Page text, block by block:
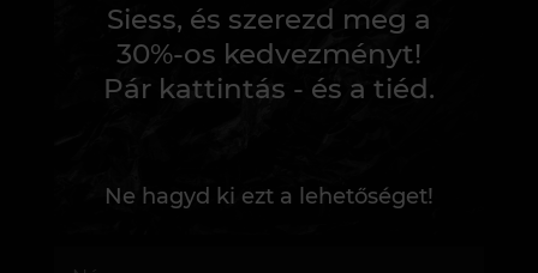
Siess, és szerezd meg a
30%-os kedvezményt!
Pár kattintás - és a tiéd.
Ne hagyd ki ezt a lehetőséget!